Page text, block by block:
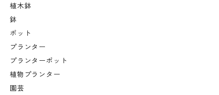
植木鉢
鉢
ポット
プランター
プランターポット
植物プランター
園芸